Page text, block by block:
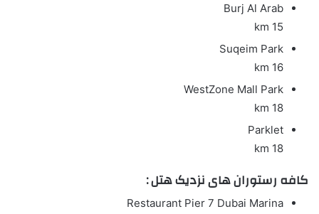
Burj Al Arab
15 km
Suqeim Park
16 km
WestZone Mall Park
18 km
Parklet
18 km
کافه رستوران های نزدیک هتل :
Restaurant Pier 7 Dubai Marina